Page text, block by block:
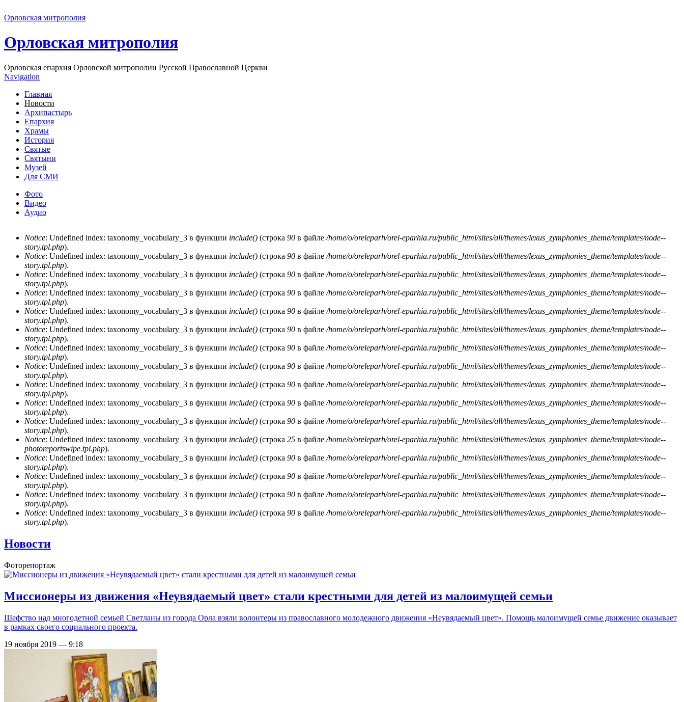
Орловская митрополия
Орловская митрополия
Орловская епархия Орловской митрополии Русской Православной Церкви
Navigation
Главная
Новости
Архипастырь
Епархия
Храмы
История
Святые
Святыни
Музей
Для СМИ
Фото
Видео
Аудио
Сообщение об ошибке
Notice: Undefined index: taxonomy_vocabulary_3 в функции include() (строка 90 в файле /home/o/oreleparh/orel-eparhia.ru/public_html/sites/all/themes/lexus_zymphonies_theme/templates/node--
story.tpl.php).
Notice: Undefined index: taxonomy_vocabulary_3 в функции include() (строка 90 в файле /home/o/oreleparh/orel-eparhia.ru/public_html/sites/all/themes/lexus_zymphonies_theme/templates/node--
story.tpl.php).
Notice: Undefined index: taxonomy_vocabulary_3 в функции include() (строка 90 в файле /home/o/oreleparh/orel-eparhia.ru/public_html/sites/all/themes/lexus_zymphonies_theme/templates/node--
story.tpl.php).
Notice: Undefined index: taxonomy_vocabulary_3 в функции include() (строка 90 в файле /home/o/oreleparh/orel-eparhia.ru/public_html/sites/all/themes/lexus_zymphonies_theme/templates/node--
story.tpl.php).
Notice: Undefined index: taxonomy_vocabulary_3 в функции include() (строка 90 в файле /home/o/oreleparh/orel-eparhia.ru/public_html/sites/all/themes/lexus_zymphonies_theme/templates/node--
story.tpl.php).
Notice: Undefined index: taxonomy_vocabulary_3 в функции include() (строка 90 в файле /home/o/oreleparh/orel-eparhia.ru/public_html/sites/all/themes/lexus_zymphonies_theme/templates/node--
story.tpl.php).
Notice: Undefined index: taxonomy_vocabulary_3 в функции include() (строка 90 в файле /home/o/oreleparh/orel-eparhia.ru/public_html/sites/all/themes/lexus_zymphonies_theme/templates/node--
story.tpl.php).
Notice: Undefined index: taxonomy_vocabulary_3 в функции include() (строка 90 в файле /home/o/oreleparh/orel-eparhia.ru/public_html/sites/all/themes/lexus_zymphonies_theme/templates/node--
story.tpl.php).
Notice: Undefined index: taxonomy_vocabulary_3 в функции include() (строка 90 в файле /home/o/oreleparh/orel-eparhia.ru/public_html/sites/all/themes/lexus_zymphonies_theme/templates/node--
story.tpl.php).
Notice: Undefined index: taxonomy_vocabulary_3 в функции include() (строка 90 в файле /home/o/oreleparh/orel-eparhia.ru/public_html/sites/all/themes/lexus_zymphonies_theme/templates/node--
story.tpl.php).
Notice: Undefined index: taxonomy_vocabulary_3 в функции include() (строка 90 в файле /home/o/oreleparh/orel-eparhia.ru/public_html/sites/all/themes/lexus_zymphonies_theme/templates/node--
story.tpl.php).
Notice: Undefined index: taxonomy_vocabulary_3 в функции include() (строка 25 в файле /home/o/oreleparh/orel-eparhia.ru/public_html/sites/all/themes/lexus_zymphonies_theme/templates/node--
photoreportswipe.tpl.php).
Notice: Undefined index: taxonomy_vocabulary_3 в функции include() (строка 90 в файле /home/o/oreleparh/orel-eparhia.ru/public_html/sites/all/themes/lexus_zymphonies_theme/templates/node--
story.tpl.php).
Notice: Undefined index: taxonomy_vocabulary_3 в функции include() (строка 90 в файле /home/o/oreleparh/orel-eparhia.ru/public_html/sites/all/themes/lexus_zymphonies_theme/templates/node--
story.tpl.php).
Notice: Undefined index: taxonomy_vocabulary_3 в функции include() (строка 90 в файле /home/o/oreleparh/orel-eparhia.ru/public_html/sites/all/themes/lexus_zymphonies_theme/templates/node--
story.tpl.php).
Notice: Undefined index: taxonomy_vocabulary_3 в функции include() (строка 90 в файле /home/o/oreleparh/orel-eparhia.ru/public_html/sites/all/themes/lexus_zymphonies_theme/templates/node--
story.tpl.php).
Новости
Фоторепортаж
Миссионеры из движения «Неувядаемый цвет» стали крестными для детей из малоимущей семьи
Шефство над многодетной семьей Светланы из города Орла взяли волонтеры из православного молодежного движения «Неувядаемый цвет». Помощь малоимущей семье движение оказывает
в рамках своего социального проекта.
19 ноября 2019 — 9:18